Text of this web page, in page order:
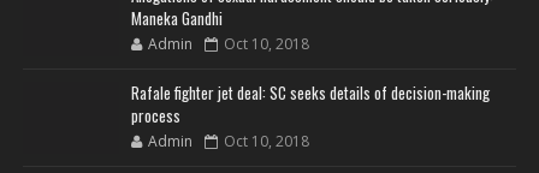
Maneka Gandhi
Admin Oct 10, 2018
Rafale fighter jet deal: SC seeks details of decision-making
process
Admin Oct 10, 2018